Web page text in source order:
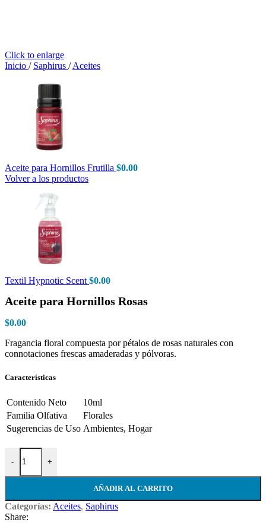
Click to enlarge
Inicio / Saphirus / Aceites
Aceite para Hornillos Frutilla $0.00
Volver a los productos
Textil Hypnotic Scent $0.00
Aceite para Hornillos Rosas
$0.00
Fragancia floral compuesta por pétalos de rosas naturales con
connotaciones frescas amaderadas y pólvoras.
Características
Contenido Neto
10ml
Familia Olfativa
Florales
Sugerencias de Uso Ambientes, Hogar
-
Aceite para Hornillos Rosas cantidad
+
AÑADIR AL CARRITO
Categorías: Aceites, Saphirus
Share: